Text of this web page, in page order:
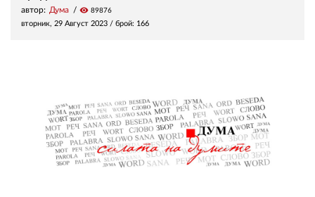
автор: Дума visibility 89876
вторник, 29 Август 2023 / брой: 166